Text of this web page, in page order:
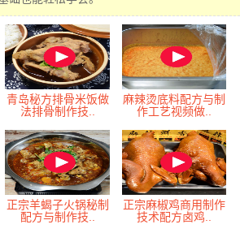
青岛秘方排骨米饭做
法排骨制作技..
麻辣烫底料配方与制
作工艺视频做..
正宗羊蝎子火锅秘制
配方与制作技..
正宗麻椒鸡商用制作
技术配方卤鸡..